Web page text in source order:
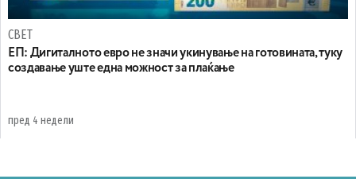
СВЕТ
ЕП: Дигиталното евро не значи укинување на готовината, туку
создавање уште една можност за плаќање
пред 4 недели